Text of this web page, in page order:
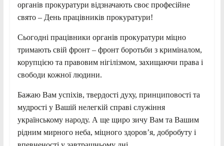
органів прокуратури відзначають своє професійне
свято – День працівників прокуратури!
Сьогодні працівники органів прокуратури міцно
тримають свій фронт – фронт боротьби з криміналом,
корупцією та правовим нігілізмом, захищаючи права і
свободи кожної людини.
Бажаю Вам успіхів, твердості духу, принциповості та
мудрості у Вашій нелегкій справі служіння
українському народу. А ще щиро зичу Вам та Вашим
рідним мирного неба, міцного здоров’я, добробуту і